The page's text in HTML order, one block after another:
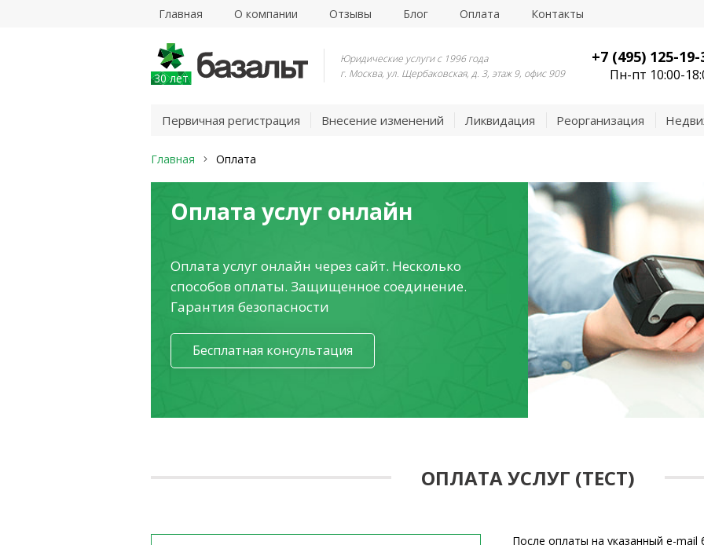
Главная О компании Отзывы Блог Оплата Контакты
30 лет
Юридические услуги с 1996 года
г. Москва, ул. Щербаковская, д. 3, этаж 9, офис 909
+7 (495) 125-19-
Пн-пт 10:00-
Первичная регистрация Внесение изменений Ликвидация Реорганизация
Главная Оплата
Оплата услуг онлайн
Оплата услуг онлайн через сайт. Несколько
способов оплаты. Защищенное соединение.
Гарантия безопасности
Бесплатная консультация
ОПЛАТА УСЛУГ (ТЕСТ)
После оплаты на указанный e-mail